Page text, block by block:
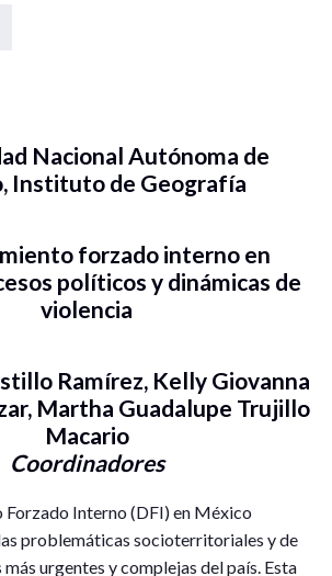
Nacional Autónoma de
Instituto de Geografía
forzado interno en
políticos y dinámicas de
violencia
Ramírez, Kelly Giovanna
Martha Guadalupe Trujillo
Macario
Coordinadores
Forzado Interno (DFI) en México
problemáticas socioterritoriales y de
urgentes y complejas del país. Esta